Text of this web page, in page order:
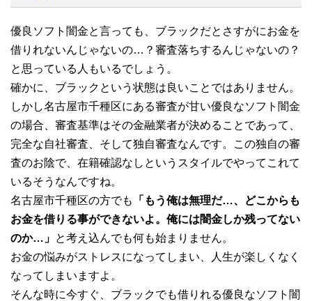
優良ソフト闇金と言っても、ブラックだとさすがにお金を
借りれないんじゃないの…？審査落ちするんじゃないの？
と思っている人もいるでしょう。
確かに、ブラックという状態は良いことではありません。
しかし名古屋市千種区にある審査が甘い優良なソフト闇金
の場合、審査基準はその金融業者が決めることであって、
完全な自社審査、そして独自審査なんです。この独自の審
査のお陰で、在籍確認なしというスタイルでやってこれて
いるそうなんですね。
名古屋市千種区の方でも
「もう俺は無理だ…、どこからも
お金を借りる事ができないよ。俺には闇金しか残ってない
のか…」 と考え込んでも何も始まりません。
お金の悩みがストレスになってしまい、人生が楽しくなく
なってしまいますよ。
そんな時に今すぐ、ブラックでも借りれる優良なソフト闇